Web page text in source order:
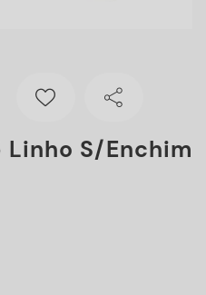
S/enchim